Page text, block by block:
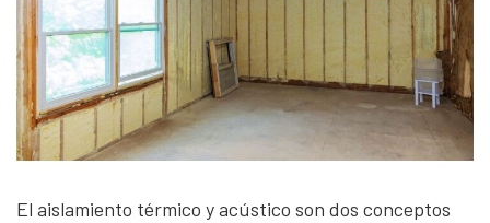
El aislamiento térmico y acústico son dos conceptos